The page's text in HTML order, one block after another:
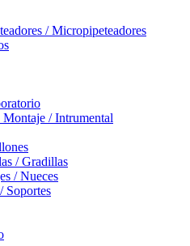
/ Micropipeteadores
Montaje / Intrumental
/ Gradillas
/ Nueces
Soportes